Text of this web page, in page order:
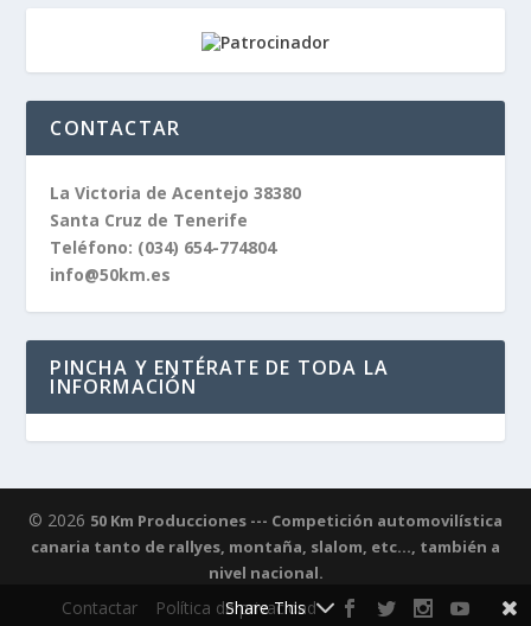
CONTACTAR
La Victoria de Acentejo 38380
Santa Cruz de Tenerife
Teléfono: (034) 654-774804
info@50km.es
PINCHA Y ENTÉRATE DE TODA LA
INFORMACIÓN
© 2026 50 Km Producciones --- Competición automovilística
canaria tanto de rallyes, montaña, slalom, etc..., también a
nivel nacional.
Contactar Política de privacidad
Share This